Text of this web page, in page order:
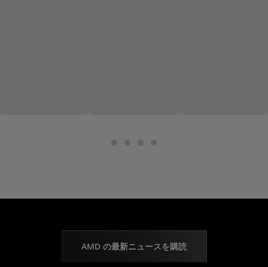
AMD の最新ニュースを購読